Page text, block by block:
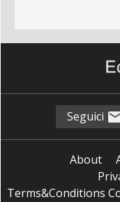
Seguici
About
Terms&Conditions